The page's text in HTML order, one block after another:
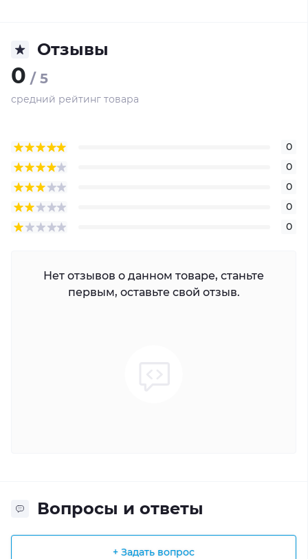
Отзывы
0 / 5
средний рейтинг товара
0
0
0
0
0
Нет отзывов о данном товаре, станьте
первым, оставьте свой отзыв.
Вопросы и ответы
+ Задать вопрос